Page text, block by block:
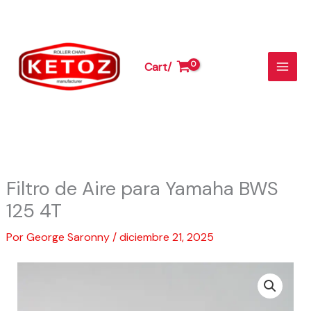
contenido
Cart/
Filtro de Aire para Yamaha BWS
125 4T
PorGeorge Saronny/diciembre 21, 2025
BWS
125